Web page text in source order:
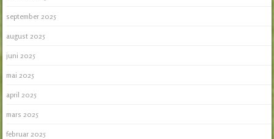
september 2025
august 2025
juni 2025
mai 2025
april 2025
mars 2025
februar 2025